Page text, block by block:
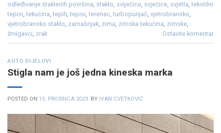
odleđivanje staklenih površina, staklo, svijećice, svjećice, svjetla,tekstilni
tepisi,tekućina,tepih,tepisi,terenac,turbopunjač, vjetrobransko,
vjetrobransko staklo, zamašnjak, zima, zimska tekućina, zimske,
žmigavci, zrak Ostavite komentar
AUTO DIJELOVI
Stigla nam je još jedna kineska marka
POSTED ON 15. PROSINCA 2023. BY IVAN CVETKOVIĆ